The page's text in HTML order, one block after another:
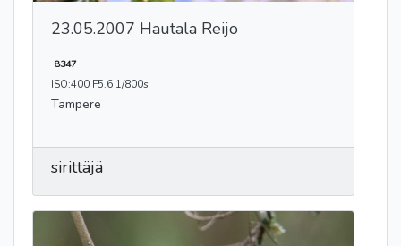
23.05.2007 Hautala Reijo
8347
ISO:400 F5.6 1/800s
Tampere
sirittäjä